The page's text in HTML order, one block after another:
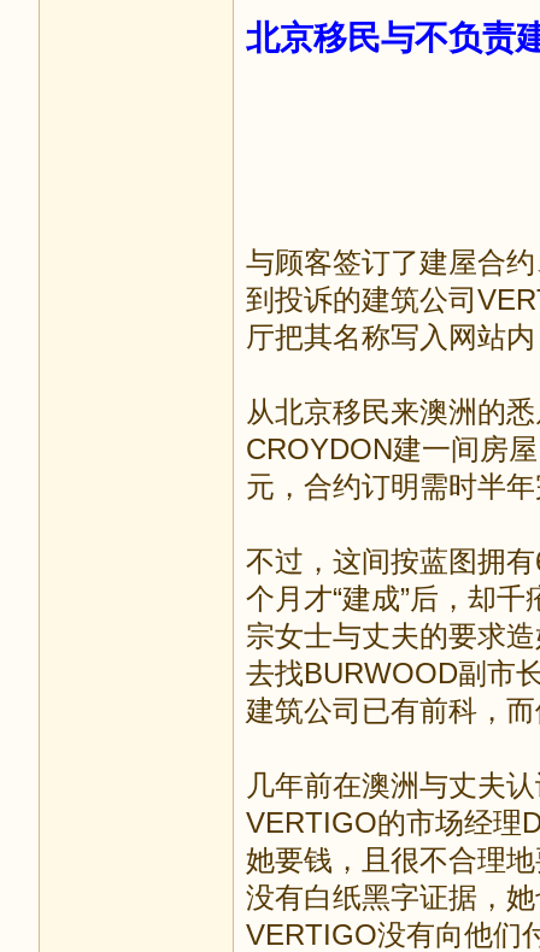
北京移民与不负责
与顾客签订了建屋合
到投诉的建筑公司
厅把其名称写入网站
从北京移民来澳洲的
CROYDON建一间房
元，合约订明需时半
不过，这间按蓝图拥
个月才“建成”后，却
宗女士与丈夫的要求
去找BURWOOD副市
建筑公司已有前科，
几年前在澳洲与丈夫
VERTIGO的市场经理
她要钱，且很不合理
没有白纸黑字证据，
VERTIGO没有向他们